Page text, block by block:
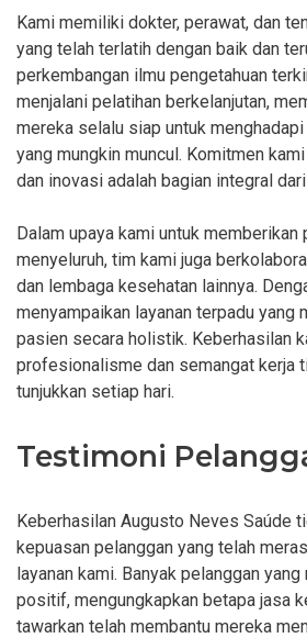
Kami memiliki dokter, perawat, dan
yang telah terlatih dengan baik dan
perkembangan ilmu pengetahuan
menjalani pelatihan berkelanjutan,
mereka selalu siap untuk
yang mungkin muncul. Komitmen
dan inovasi adalah bagian integral
Dalam upaya kami untuk memberikan
menyeluruh, tim kami juga
dan lembaga kesehatan lainnya.
menyampaikan layanan terpadu yang
pasien secara holistik. Keberhasilan
profesionalisme dan semangat kerja
tunjukkan setiap hari.
Testimoni
Keberhasilan Augusto Neves Saúde
kepuasan pelanggan yang telah
layanan kami. Banyak pelanggan
positif, mengungkapkan betapa jasa
tawarkan telah membantu mereka